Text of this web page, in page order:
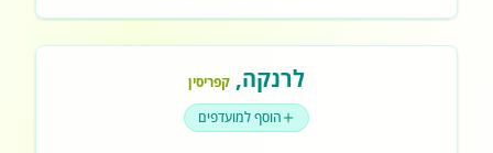
לרנקה, קפריסין
הוסף למועדפים